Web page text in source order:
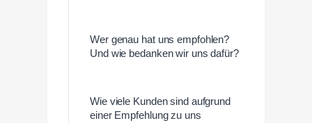
Wer genau hat uns empfohlen?
Und wie bedanken wir uns dafür?
Wie viele Kunden sind aufgrund
einer Empfehlung zu uns